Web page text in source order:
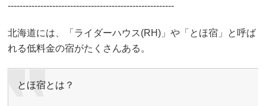
--------------------------------------------------------
北海道には、「ライダーハウス(RH)」や「とほ宿」と呼ば
れる低料金の宿がたくさんある。
とほ宿とは？